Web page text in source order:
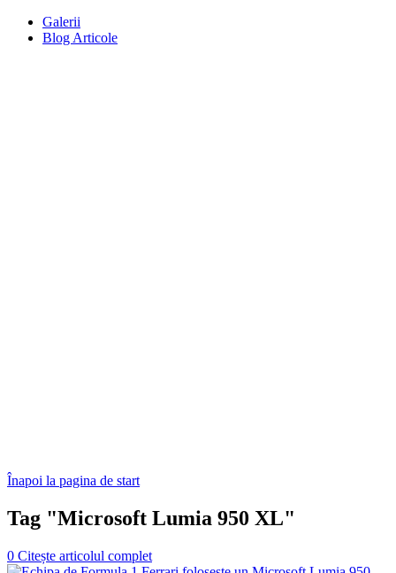
Galerii
Blog Articole
Înapoi la pagina de start
Tag "Microsoft Lumia 950 XL"
0 Citește articolul complet